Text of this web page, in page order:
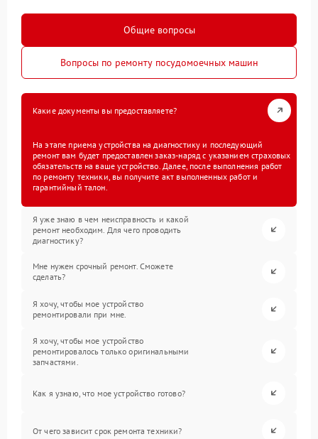
Общие вопросы
Вопросы по ремонту посудомоечных машин
Какие документы вы предоставляете?
На этапе приема устройства на диагностику и последующий
ремонт вам будет предоставлен заказ-наряд с указанием страховых
обязательств на ваше устройство. Далее, после выполнения работ
по ремонту техники, вы получите акт выполненных работ и
гарантийный талон.
Я уже знаю в чем неисправность и какой
ремонт необходим. Для чего проводить
диагностику?
Мне нужен срочный ремонт. Сможете
сделать?
Я хочу, чтобы мое устройство
ремонтировали при мне.
Я хочу, чтобы мое устройство
ремонтировалось только оригинальными
запчастями.
Как я узнаю, что мое устройство готово?
От чего зависит срок ремонта техники?